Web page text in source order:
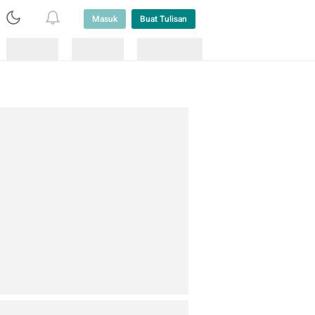
Masuk Buat Tulisan